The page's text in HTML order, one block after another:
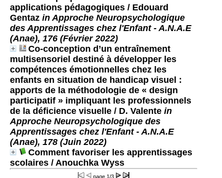
applications pédagogiques / Edouard
Gentaz in Approche Neuropsychologique
des Apprentissages chez l'Enfant - A.N.A.E
(Anae), 176 (Février 2022)
Co-conception d’un entraînement
multisensoriel destiné à développer les
compétences émotionnelles chez les
enfants en situation de handicap visuel :
apports de la méthodologie de « design
participatif » impliquant les professionnels
de la déficience visuelle / D. Valente in
Approche Neuropsychologique des
Apprentissages chez l'Enfant - A.N.A.E
(Anae), 178 (Juin 2022)
Comment favoriser les apprentissages
scolaires / Anouchka Wyss
page 1/3